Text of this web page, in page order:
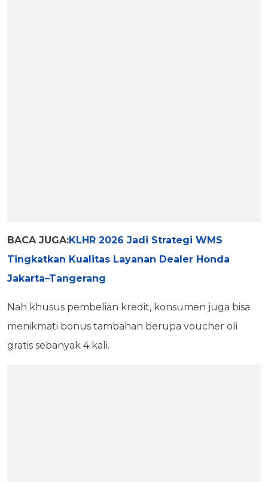
BACA JUGA:KLHR 2026 Jadi Strategi WMS
Tingkatkan Kualitas Layanan Dealer Honda
Jakarta–Tangerang
Nah khusus pembelian kredit, konsumen juga bisa
menikmati bonus tambahan berupa voucher oli
gratis sebanyak 4 kali.